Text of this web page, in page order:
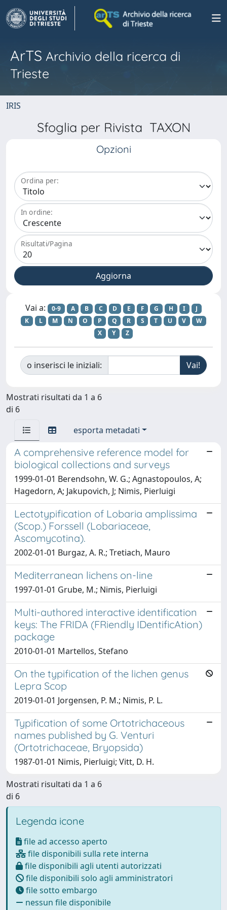
ArTS Archivio della ricerca di
Trieste
IRIS
Sfoglia per Rivista TAXON
Opzioni
Ordina per:
In ordine:
Risultati/Pagina
Vai a: 0-9 A B C D E F G H I
J
K
L M N O P Q R S T U V
W
X
Y Z
o inserisci le iniziali:
Mostrati risultati da 1 a 6
di 6
esporta metadati
A comprehensive reference model for
biological collections and surveys
1999-01-01 Berendsohn, W. G.; Agnastopoulos, A;
Hagedorn, A; Jakupovich, J; Nimis, Pierluigi
Lectotypification of Lobaria amplissima
(Scop.) Forssell (Lobariaceae,
Ascomycotina).
2002-01-01 Burgaz, A. R.; Tretiach, Mauro
Mediterranean lichens on-line
1997-01-01 Grube, M.; Nimis, Pierluigi
Multi-authored interactive identification
keys: The FRIDA (FRiendly IDentificAtion)
package
2010-01-01 Martellos, Stefano
On the typification of the lichen genus
Lepra Scop
2019-01-01 Jorgensen, P. M.; Nimis, P. L.
Typification of some Ortotrichaceous
names published by G. Venturi
(Ortotrichaceae, Bryopsida)
1987-01-01 Nimis, Pierluigi; Vitt, D. H.
Mostrati risultati da 1 a 6
di 6
Legenda icone
file ad accesso aperto
file disponibili sulla rete interna
file disponibili agli utenti autorizzati
file disponibili solo agli amministratori
file sotto embargo
nessun file disponibile